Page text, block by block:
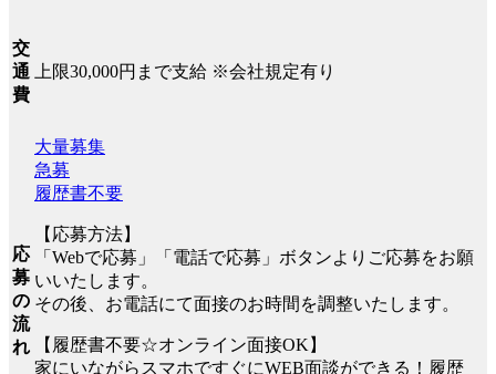
交
通
費
上限30,000円まで支給 ※会社規定有り
応
募
の
流
れ
大量募集
急募
履歴書不要
【応募方法】
「Webで応募」「電話で応募」ボタンよりご応募をお願
いいたします。
その後、お電話にて面接のお時間を調整いたします。
【履歴書不要☆オンライン面接OK】
家にいながらスマホですぐにWEB面談ができる！履歴